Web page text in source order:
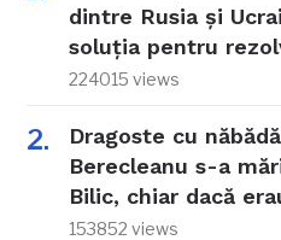
dintre Rusia și
soluția pentru
224015 views
Dragoste cu
Berecleanu s-a
Bilic, chiar dacă
153852 views